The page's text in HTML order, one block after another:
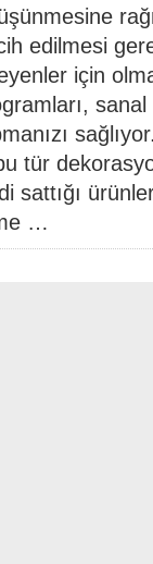
edilmesi
için
tür
sattığı
…